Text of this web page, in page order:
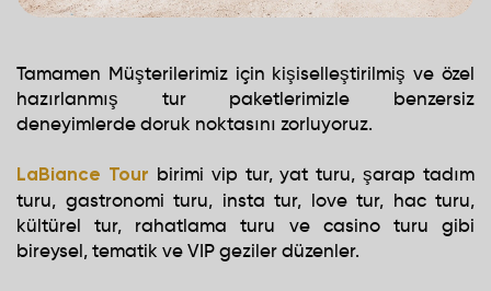
Tamamen Müşterilerimiz için kişiselleştirilmiş ve özel
hazırlanmış tur paketlerimizle benzersiz
deneyimlerde doruk noktasını zorluyoruz.
LaBiance Tour birimi vip tur, yat turu, şarap tadım
turu, gastronomi turu, insta tur, love tur, hac turu,
kültürel tur, rahatlama turu ve casino turu gibi
bireysel, tematik ve VIP geziler düzenler.